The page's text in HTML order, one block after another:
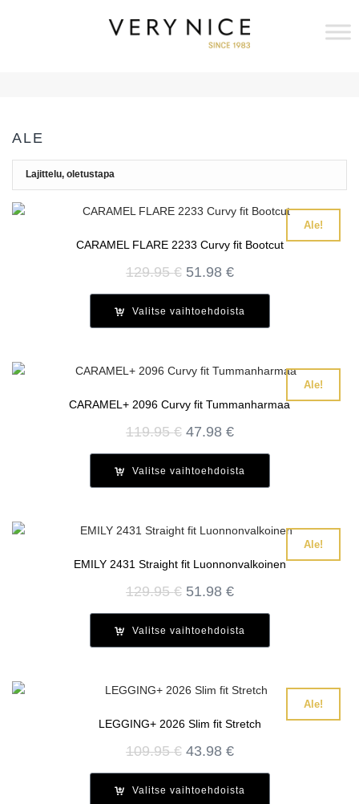
ALE
Ale!
CARAMEL FLARE 2233 Curvy fit Bootcut
129.95€ Alkuperäinen
oli:
51.98 €Nykyinen
on:
Valitse vaihtoehdoista
Ale!
CARAMEL+ 2096 Curvy fit Tummanharmaa
119.95€ Alkuperäinen
oli:
47.98 €Nykyinen
on:
Valitse vaihtoehdoista
Ale!
EMILY 2431 Straight fit Luonnonvalkoinen
129.95€ Alkuperäinen
oli:
51.98 €Nykyinen
on:
Valitse vaihtoehdoista
Ale!
LEGGING+ 2026 Slim fit Stretch
109.95€ Alkuperäinen
oli:
43.98 €Nykyinen
on:
Valitse vaihtoehdoista